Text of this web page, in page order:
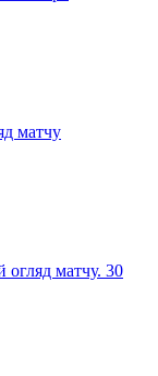
матчу
матчу. 30